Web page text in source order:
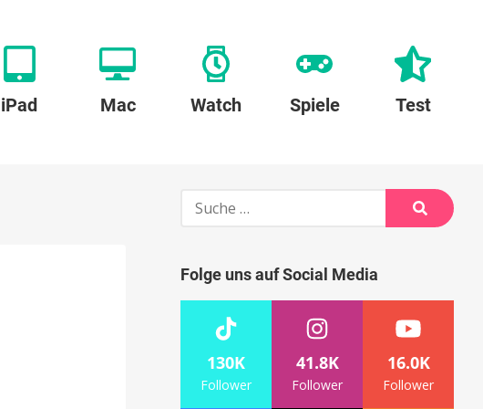
iPad Mac Watch Spiele Test
Suche
Suche
Folge uns auf Social Media
130K
Follower
41.8K
Follower
16.0K
Follower